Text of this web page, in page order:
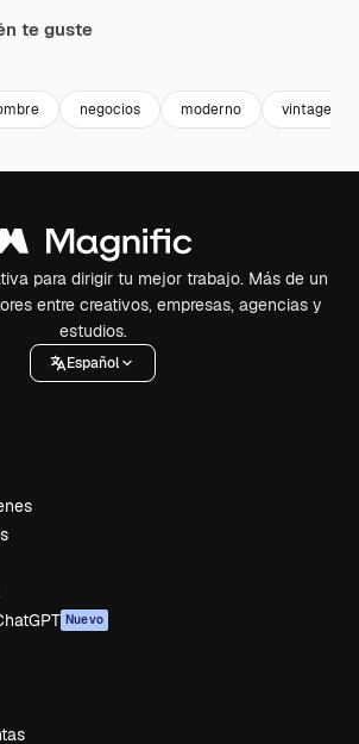
te guste
negocios moderno vintage
para dirigir tu mejor trabajo. Más de un
entre creativos, empresas, agencias y
estudios.
Español
Nuevo